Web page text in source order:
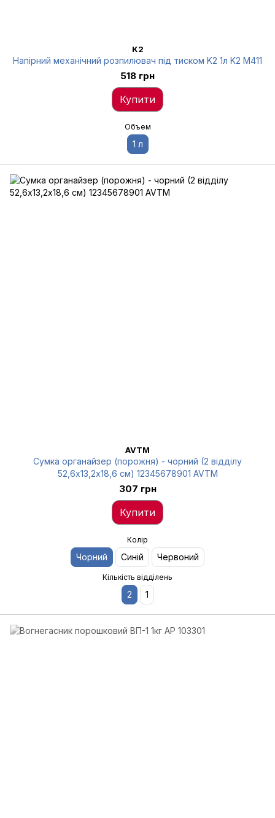
K2
Напірний механічний розпилювач під тиском K2 1л K2 M411
518 грн
Купити
Объем
1 л
AVTM
Сумка органайзер (порожня) - чорний (2 відділу
52,6х13,2х18,6 см) 12345678901 AVTM
307 грн
Купити
Колір
Чорний Синій Червоний
Кількість відділень
2 1